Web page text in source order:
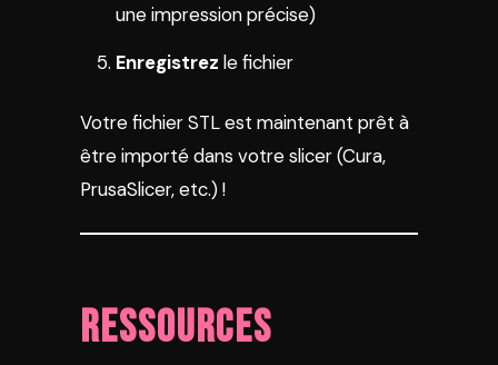
une impression précise)
Enregistrez le fichier
Votre fichier STL est maintenant prêt à
être importé dans votre slicer (Cura,
PrusaSlicer, etc.) !
Ressources